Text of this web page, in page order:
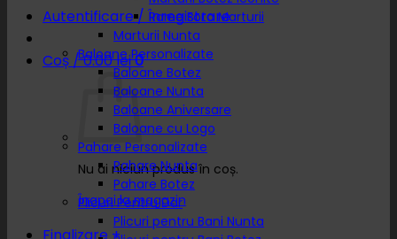
Autentificare / Înregistrare
Coș /0.00lei0
Nu ai niciun produs în coș.
Înapoi la magazin
Finalizare +
Rame Foto Marturii
Marturii Nunta
Baloane Personalizate
Baloane Botez
Baloane Nunta
Baloane Aniversare
Baloane cu Logo
Pahare Personalizate
Pahare Nunta
Pahare Botez
Plicuri Pentru Dar
Plicuri pentru Bani Nunta